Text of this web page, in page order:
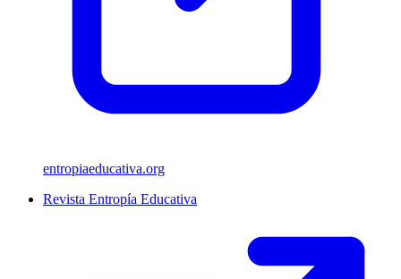
entropiaeducativa.org
Revista Entropía Educativa